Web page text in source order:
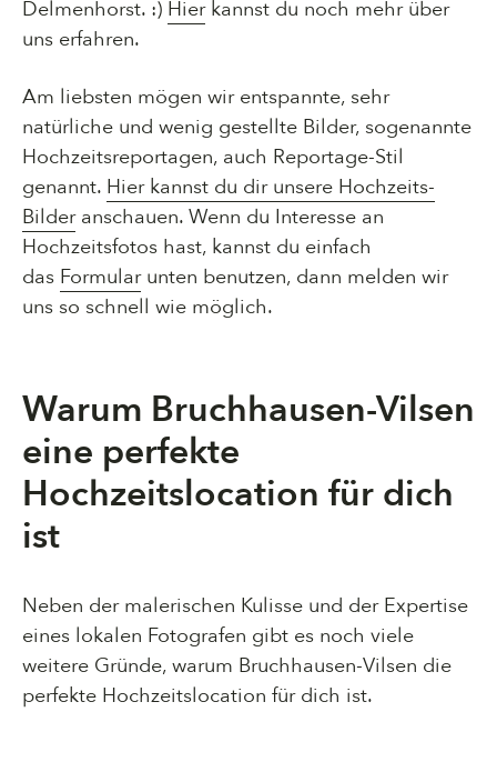
Delmenhorst. :) Hierkannst du noch mehr über
uns erfahren.
Am liebsten mögen wir entspannte, sehr
natürliche und wenig gestellte Bilder, sogenannte
Hochzeitsreportagen, auch Reportage-Stil
genannt. Hier kannst du dir unsere Hochzeits-
Bilderanschauen. Wenn du Interesse an
Hochzeitsfotos hast, kannst du einfach
das Formularunten benutzen, dann melden wir
uns so schnell wie möglich.
Warum Bruchhausen-Vilsen
eine perfekte
Hochzeitslocation für dich
ist
Neben der malerischen Kulisse und der Expertise
eines lokalen Fotografen gibt es noch viele
weitere Gründe, warum Bruchhausen-Vilsen die
perfekte Hochzeitslocation für dich ist.